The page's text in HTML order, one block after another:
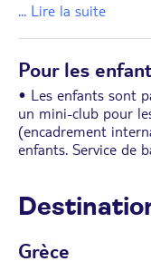
... Lire la suite
Pour les
• Les enfants sont
un mini-club pour
(encadrement
enfants. Service de
Grèce